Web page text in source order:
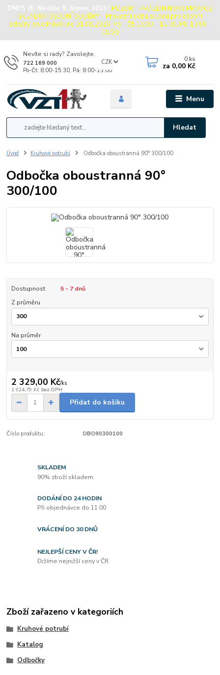
DNES JE: Neděle 9. Srpna, 2026 | POZOR - PRÁZDNINOVÝ PROVOZ
SKLADU / OSOBNÍ ODBĚRY - Provozní doba skladu pro osobní
odběry objednávek do 31.08.2026: Po - Čt: 13:00 - 15:30, Pá: 13:00 -
15:00
Menu
CZK
Hledat
Nevíte si rady? Zavolejte.
722 169 000
Po-Čt: 8:00-15:30, Pá: 8:00-15:00
0 ks
za 0,00 Kč
Úvod Kruhové potrubí Odbočka oboustranná 90° 300/100
Odbočka oboustranná 90°
300/100
Dostupnost
5 - 7 dnů
Z průměru
Na průměr
2 329,00 Kč/ks
1 924,79 Kč bez DPH
Přidat do košíku
Číslo produktu: OBO90300100
SKLADEM
90% zboží skladem
DODÁNÍ DO 24 HODIN
Při objednávce do 11:00
VRÁCENÍ DO 30 DNŮ
NEJLEPŠÍ CENY V ČR!
Držíme nejnižší ceny v ČR
Zboží zařazeno v kategoriích
Kruhové potrubí
Katalog
Odbočky